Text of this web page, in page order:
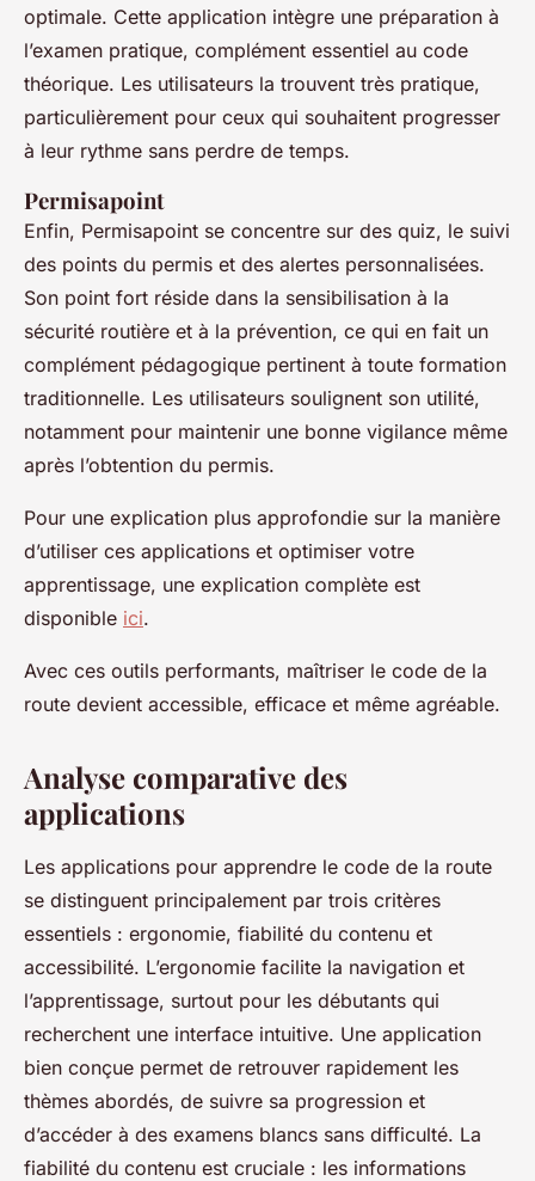
optimale. Cette application intègre une préparation à
l’examen pratique, complément essentiel au code
théorique. Les utilisateurs la trouvent très pratique,
particulièrement pour ceux qui souhaitent progresser
à leur rythme sans perdre de temps.
Permisapoint
Enfin, Permisapoint se concentre sur des quiz, le suivi
des points du permis et des alertes personnalisées.
Son point fort réside dans la sensibilisation à la
sécurité routière et à la prévention, ce qui en fait un
complément pédagogique pertinent à toute formation
traditionnelle. Les utilisateurs soulignent son utilité,
notamment pour maintenir une bonne vigilance même
après l’obtention du permis.
Pour une explication plus approfondie sur la manière
d’utiliser ces applications et optimiser votre
apprentissage, une explication complète est
disponible ici.
Avec ces outils performants, maîtriser le code de la
route devient accessible, efficace et même agréable.
Analyse comparative des
applications
Les applications pour apprendre le code de la route
se distinguent principalement par trois critères
essentiels : ergonomie, fiabilité du contenu et
accessibilité. L’ergonomie facilite la navigation et
l’apprentissage, surtout pour les débutants qui
recherchent une interface intuitive. Une application
bien conçue permet de retrouver rapidement les
thèmes abordés, de suivre sa progression et
d’accéder à des examens blancs sans difficulté. La
fiabilité du contenu est cruciale : les informations